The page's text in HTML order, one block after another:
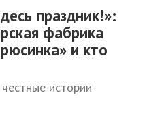
праздник!»:
фабрика
и кто
истории